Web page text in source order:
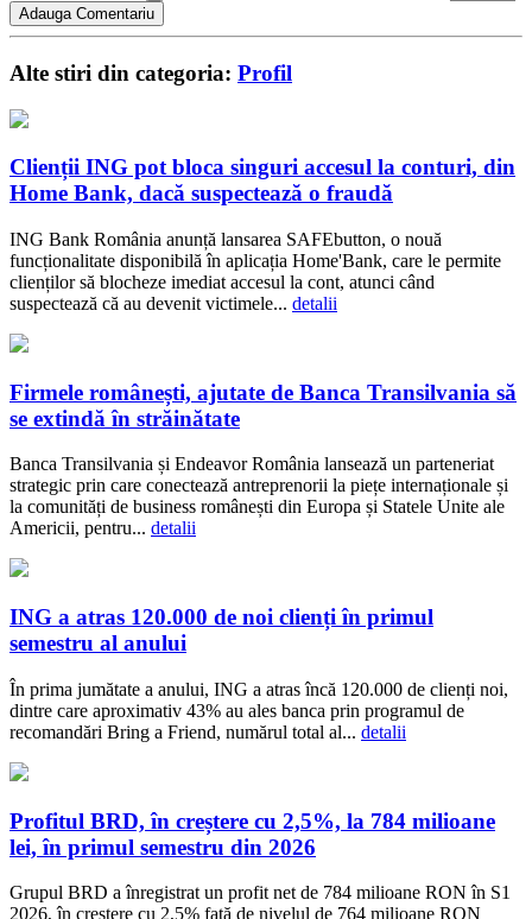
Alte stiri din categoria: Profil
Clienții ING pot bloca singuri accesul la conturi, din
Home Bank, dacă suspectează o fraudă
ING Bank România anunță lansarea SAFEbutton, o nouă
funcționalitate disponibilă în aplicația Home'Bank, care le permite
clienților să blocheze imediat accesul la cont, atunci când
suspectează că au devenit victimele... detalii
Firmele românești, ajutate de Banca Transilvania să
se extindă în străinătate
Banca Transilvania și Endeavor România lansează un parteneriat
strategic prin care conectează antreprenorii la piețe internaționale și
la comunități de business românești din Europa și Statele Unite ale
Americii, pentru... detalii
ING a atras 120.000 de noi clienți în primul
semestru al anului
În prima jumătate a anului, ING a atras încă 120.000 de clienți noi,
dintre care aproximativ 43% au ales banca prin programul de
recomandări Bring a Friend, numărul total al... detalii
Profitul BRD, în creștere cu 2,5%, la 784 milioane
lei, în primul semestru din 2026
Grupul BRD a înregistrat un profit net de 784 milioane RON în S1
2026, în creștere cu 2,5% față de nivelul de 764 milioane RON